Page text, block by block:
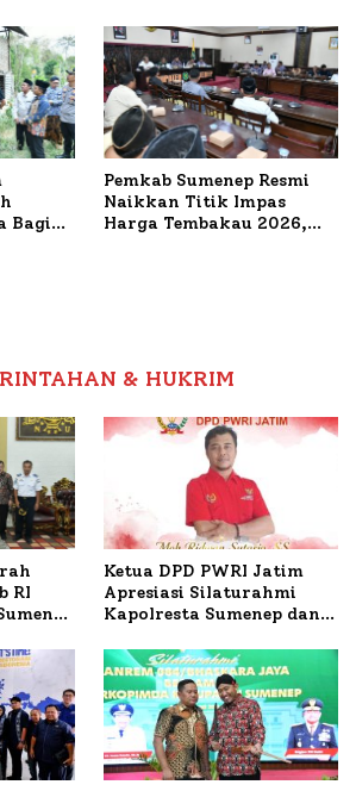
Bagi
Pemkab Sumenep Resmi
Naikkan Titik Impas
Harga Tembakau 2026,
& HUKRIM
RI
Ketua DPD PWRI Jatim
Apresiasi Silaturahmi
Kapolresta Sumenep dan
Ideal Polri-Pers